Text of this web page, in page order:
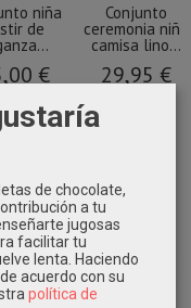
niña
de
€
Conjunto
ceremonia niño
camisa lino...
29,95 €
de chocolate,
a tu
jugosas
facilitar tu
lenta. Haciendo
acuerdo con su
política de